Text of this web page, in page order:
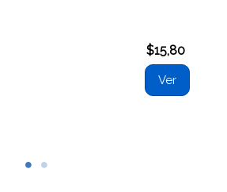
$15,80
Ver